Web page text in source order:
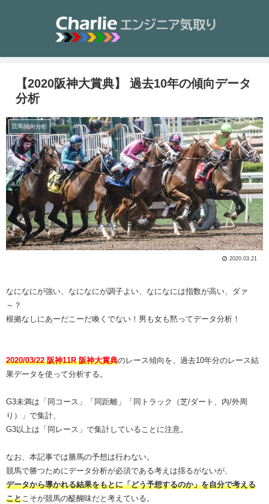
【2020阪神大賞典】 過去10年の傾向データ
分析
競馬傾向分析
2020.03.21
なになにが強い、なになにが調子よい、なになには指数が高い、ダァ
～？
根拠なしにあーだこーだ喚くでない！男も女も黙ってデータ分析！
2020/03/22 阪神11R 阪神大賞典のレース傾向を、過去10年分のレース結
果データを使って分析する。
G3未満は「同コース」「同距離」「同トラック（芝/ダート、内/外周
り）」で集計、
G3以上は「同レース」で集計していることに注意。
なお、本記事では勝馬の予想は行わない。
競馬で勝つためにデータ分析が必須である考えは揺るがないが、
データから導かれる結果をもとに「どう予想するのか」を自分で考える
ことこそが競馬の醍醐味だと考えている。